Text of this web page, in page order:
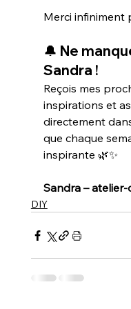
Merci infiniment
🔔 Ne
Sandra !
Reçois mes
inspirations et
directement
que chaque
inspirante 🌿✨
Sandra –
DIY